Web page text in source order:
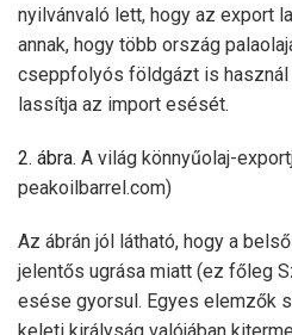
nyilvánvaló lett, hogy az export
annak, hogy több ország
cseppfolyós földgázt is
lassítja az import esését.
2. ábra. A világ könnyűolaj-
peakoilbarrel.com)
Az ábrán jól látható, hogy a
jelentős ugrása miatt (ez főleg
esése gyorsul. Egyes elemzők